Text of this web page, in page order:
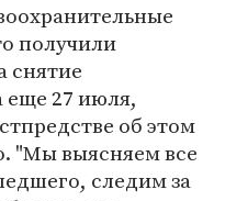
получили
снятие
27 июля,
об этом
"Мы выясняем все
следим за